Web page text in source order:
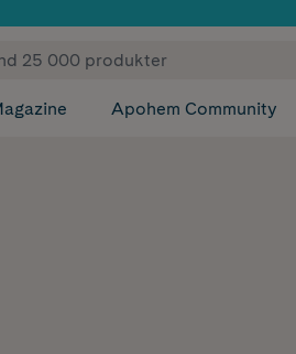
✓ Fri frakt
Apohem Community